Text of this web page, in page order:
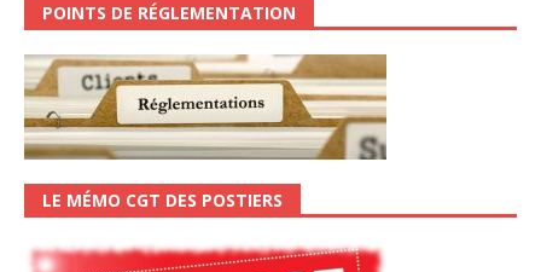
POINTS DE RÉGLEMENTATION
LE MÉMO CGT DES POSTIERS